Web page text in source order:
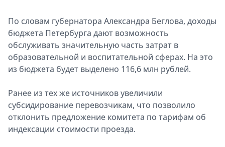
По словам губернатора Александра Беглова, доходы
бюджета Петербурга дают возможность
обслуживать значительную часть затрат в
образовательной и воспитательной сферах. На это
из бюджета будет выделено 116,6 млн рублей.
Ранее из тех же источников увеличили
субсидирование перевозчикам, что позволило
отклонить предложение комитета по тарифам об
индексации стоимости проезда.